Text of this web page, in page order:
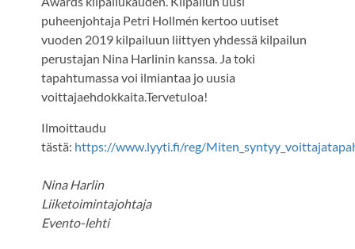
puheenjohtaja Petri Hollmén kertoo uutiset
vuoden 2019 kilpailuun liittyen yhdessä kilpailun
perustajan Nina Harlinin kanssa. Ja toki
tapahtumassa voi ilmiantaa jo uusia
voittajaehdokkaita.Tervetuloa!
Ilmoittaudu
tästä: https://www.lyyti.fi/reg/
Nina Harlin
Liiketoimintajohtaja
Evento-lehti